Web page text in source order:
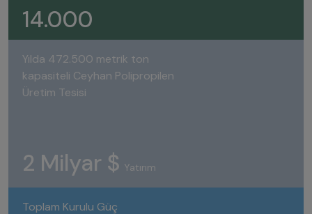
14.000
Yılda 472.500 metrik ton
kapasiteli Ceyhan Polipropilen
Üretim Tesisi
2 Milyar $ Yatırım
Toplam Kurulu Güç